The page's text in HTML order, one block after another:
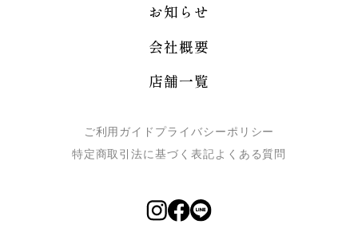
お知らせ
会社概要
店舗一覧
ご利用ガイド プライバシーポリシー
特定商取引法に基づく表記よくある質問